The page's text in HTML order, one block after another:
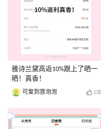
雅诗兰黛高返10%跟上了晒一
晒！真香！
可爱到冒泡泡 178